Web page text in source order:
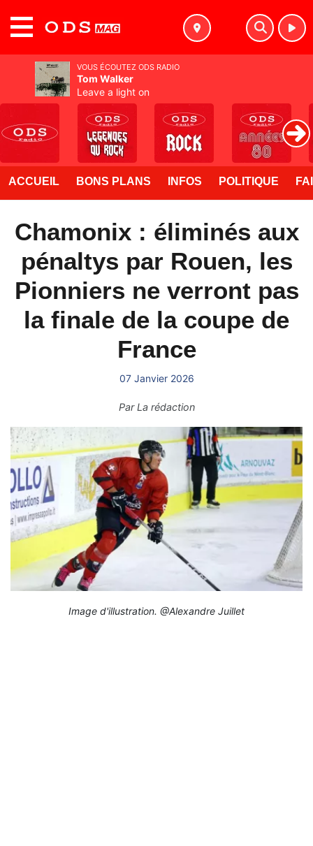
ACCUEIL BONS PLANS INFOS POLITIQUE
Chamonix : éliminés aux
pénaltys par Rouen, les
Pionniers ne verront pas
la finale de la coupe de
France
07 Janvier 2026
ParLa rédaction
Image d'illustration. @Alexandre Juillet
VOUS ÉCOUTEZ ODS RADIO
Tom Walker
Leave a light on